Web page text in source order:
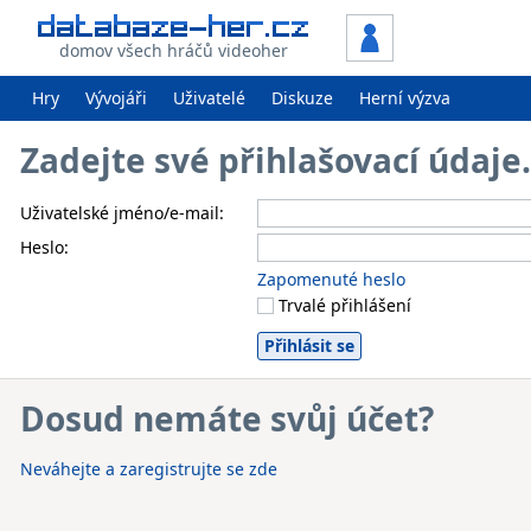
domov všech hráčů videoher
Hry Vývojáři Uživatelé Diskuze Herní výzva
Zadejte své přihlašovací
Uživatelské jméno/e-mail:
Heslo:
Zapomenuté heslo
Trvalé přihlášení
Dosud nemáte svůj účet?
Neváhejte a zaregistrujte se zde